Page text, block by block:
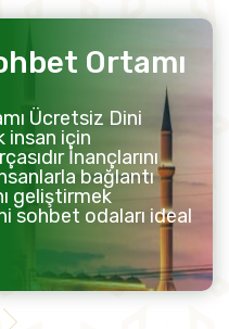
Ortamı
Ücretsiz Dini
insan için
İnançlarını
bağlantı
geliştirmek
sohbet odaları ideal